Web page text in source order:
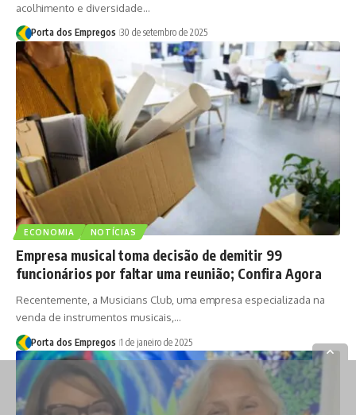
acolhimento e diversidade…
Porta dos Empregos 30 de setembro de 2025
ECONOMIA NOTÍCIAS
Empresa musical toma decisão de demitir 99
funcionários por faltar uma reunião; Confira Agora
Recentemente, a Musicians Club, uma empresa especializada na
venda de instrumentos musicais,…
Porta dos Empregos 1 de janeiro de 2025